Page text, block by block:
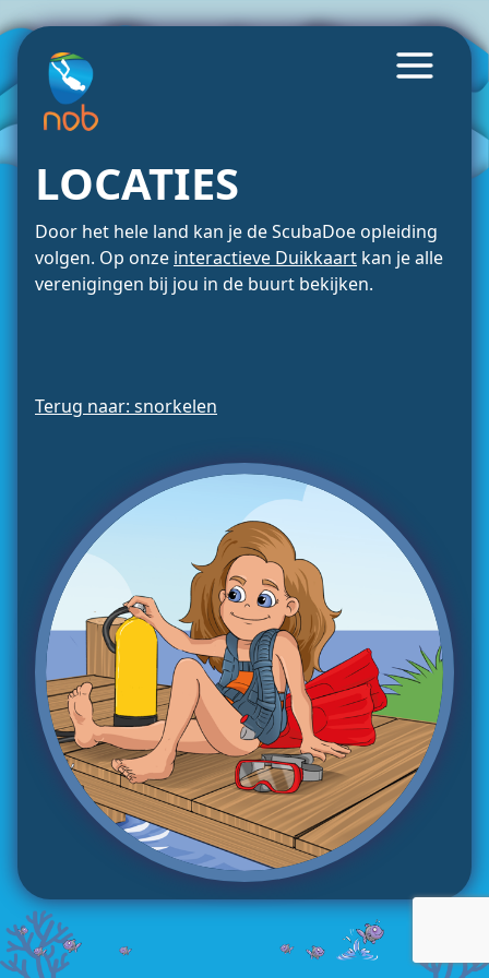
LOCATIES
Door het hele land kan je de ScubaDoe opleiding
volgen. Op onze interactieve Duikkaart kan je alle
verenigingen bij jou in de buurt bekijken.
Terug naar: snorkelen